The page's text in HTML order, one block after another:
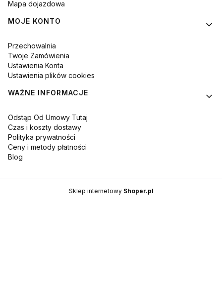
Mapa dojazdowa
MOJE KONTO
Przechowalnia
Twoje Zamówienia
Ustawienia Konta
Ustawienia plików cookies
WAŻNE INFORMACJE
Odstąp Od Umowy Tutaj
Czas i koszty dostawy
Polityka prywatności
Ceny i metody płatności
Blog
Sklep internetowy Shoper.pl